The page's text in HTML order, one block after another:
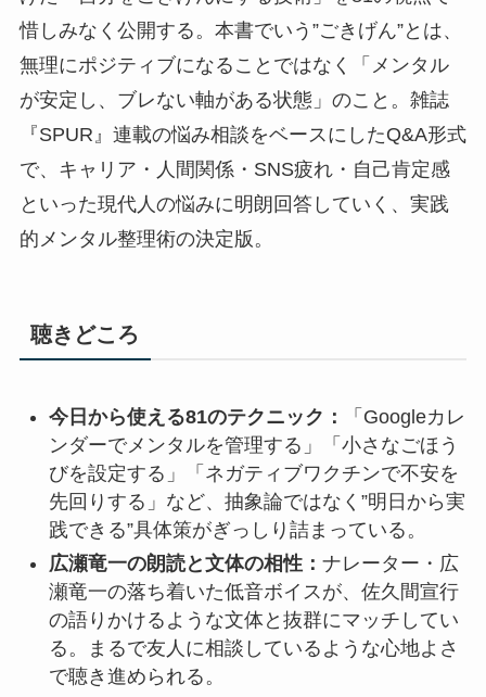
惜しみなく公開する。本書でいう”ごきげん”とは、
無理にポジティブになることではなく「メンタル
が安定し、ブレない軸がある状態」のこと。雑誌
『SPUR』連載の悩み相談をベースにしたQ&A形式
で、キャリア・人間関係・SNS疲れ・自己肯定感
といった現代人の悩みに明朗回答していく、実践
的メンタル整理術の決定版。
聴きどころ
今日から使える81のテクニック：
「Googleカレ
ンダーでメンタルを管理する」「小さなごほう
びを設定する」「ネガティブワクチンで不安を
先回りする」など、抽象論ではなく”明日から実
践できる”具体策がぎっしり詰まっている。
広瀬竜一の朗読と文体の相性： ナレーター・広
瀬竜一の落ち着いた低音ボイスが、佐久間宣行
の語りかけるような文体と抜群にマッチしてい
る。まるで友人に相談しているような心地よさ
で聴き進められる。